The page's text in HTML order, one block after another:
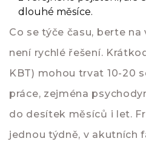
dlouhé měsíce.
Co se týče času, berte
není rychlé řešení.
KBT) mohou trvat 10-20
práce, zejména
do desítek měsíců i let.
jednou týdně, v akutních